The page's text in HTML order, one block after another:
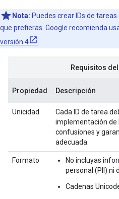
Nota: Puedes crear IDs de
que prefieras. Google recomienda
versión 4
Requisitos
Propiedad Descripción
Unicidad
Cada ID de tarea
implementación de
confusiones y
adecuada.
Formato
No incluyas
personal (PII) ni
Cadenas